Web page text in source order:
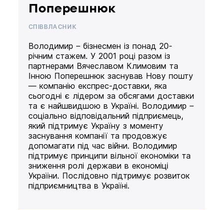
Поперешнюк
СПІВВЛАСНИК
Володимир – бізнесмен із понад 20-
річним стажем. У 2001 році разом із
партнерами Вячеславом Климовим та
Інною Поперешнюк заснував Нову пошту
— компанію експрес-доставки, яка
сьогодні є лідером за обсягами доставки
та є найшвидшою в Україні. Володимир –
соціально відповідальний підприємець,
який підтримує Україну з моменту
заснування компанії та продовжує
допомагати під час війни. Володимир
підтримує принципи вільної економіки та
зниження ролі держави в економіці
України. Послідовно підтримує розвиток
підприємництва в Україні.